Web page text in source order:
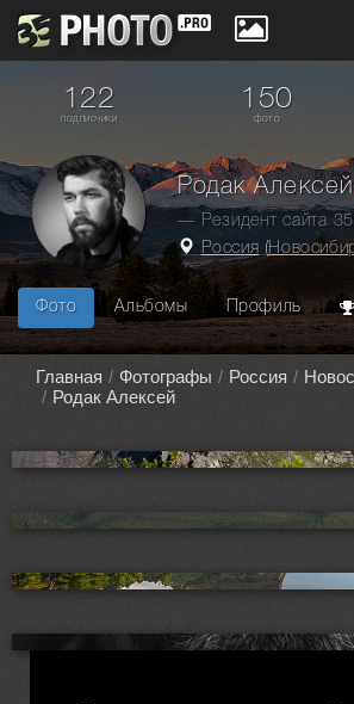
122
подписчики
150
фото
Родак Алексей
— Резидент сайта
Россия (
Фото Альбомы Профиль
Главная Фотографы Россия
Родак Алексей